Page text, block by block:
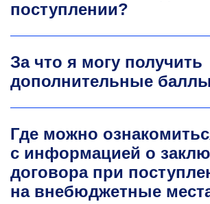
Д.э.н., профессор кафедры
менеджмента, директор Центра
Директор Центра стратегического
менеджмента и конъюнктуры
рынков Горного института НИТУ
экспертной комиссии Отделения
РАН по научно-технической
поступлении?
За что я могу получить
дополнительные
Где можно
с информацией о
договора при
на внебюджетные